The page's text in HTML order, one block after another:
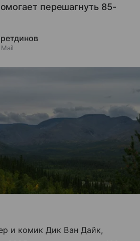
перешагнуть 85-
и комик Дик Ван Дайк,